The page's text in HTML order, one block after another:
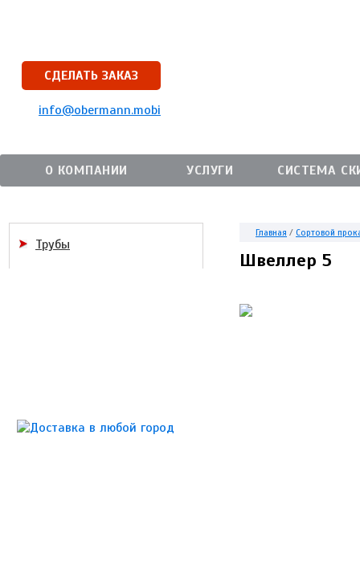
СДЕЛАТЬ ЗАКАЗ
info@obermann.mobi
О КОМПАНИИ УСЛУГИ СИСТЕМА
Трубы
Главная / Сортовой
Швеллер 5